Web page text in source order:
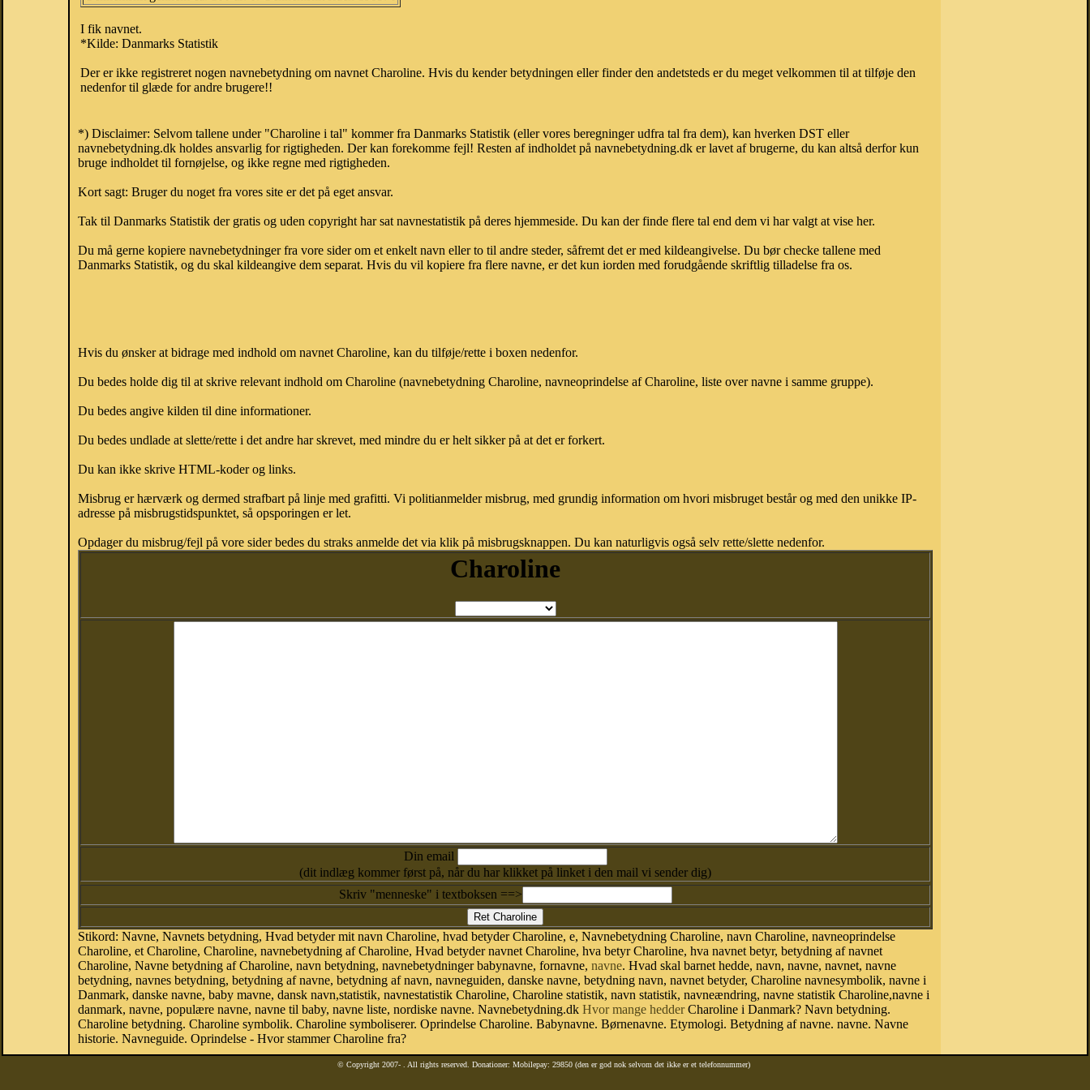
I fik navnet.
*Kilde: Danmarks Statistik
Der er ikke registreret nogen navnebetydning om navnet Charoline. Hvis du kender betydningen eller finder den andetsteds er du meget velkommen til at tilføje den
nedenfor til glæde for andre brugere!!
*) Disclaimer: Selvom tallene under "Charoline i tal" kommer fra Danmarks Statistik (eller vores beregninger udfra tal fra dem), kan hverken DST eller
navnebetydning.dk holdes ansvarlig for rigtigheden. Der kan forekomme fejl! Resten af indholdet på navnebetydning.dk er lavet af brugerne, du kan altså derfor kun
bruge indholdet til fornøjelse, og ikke regne med rigtigheden.
Kort sagt: Bruger du noget fra vores site er det på eget ansvar.
Tak til Danmarks Statistik der gratis og uden copyright har sat navnestatistik på deres hjemmeside. Du kan der finde flere tal end dem vi har valgt at vise her.
Du må gerne kopiere navnebetydninger fra vore sider om et enkelt navn eller to til andre steder, såfremt det er med kildeangivelse. Du bør checke tallene med
Danmarks Statistik, og du skal kildeangive dem separat. Hvis du vil kopiere fra flere navne, er det kun iorden med forudgående skriftlig tilladelse fra os.
Hvis du ønsker at bidrage med indhold om navnet Charoline, kan du tilføje/rette i boxen nedenfor.
Du bedes holde dig til at skrive relevant indhold om Charoline (navnebetydning Charoline, navneoprindelse af Charoline, liste over navne i samme gruppe).
Du bedes angive kilden til dine informationer.
Du bedes undlade at slette/rette i det andre har skrevet, med mindre du er helt sikker på at det er forkert.
Du kan ikke skrive HTML-koder og links.
Misbrug er hærværk og dermed strafbart på linje med grafitti. Vi politianmelder misbrug, med grundig information om hvori misbruget består og med den unikke IP-
adresse på misbrugstidspunktet, så opsporingen er let.
Opdager du misbrug/fejl på vore sider bedes du straks anmelde det via klik på misbrugsknappen. Du kan naturligvis også selv rette/slette nedenfor.
Charoline
Din email
(dit indlæg kommer først på, når du har klikket på linket i den mail vi sender dig)
Skriv "menneske" i textboksen ==>
Stikord: Navne, Navnets betydning, Hvad betyder mit navn Charoline, hvad betyder Charoline, e, Navnebetydning Charoline, navn Charoline, navneoprindelse
Charoline, et Charoline, Charoline, navnebetydning af Charoline, Hvad betyder navnet Charoline, hva betyr Charoline, hva navnet betyr, betydning af navnet
Charoline, Navne betydning af Charoline, navn betydning, navnebetydninger babynavne, fornavne, navne. Hvad skal barnet hedde, navn, navne, navnet, navne
betydning, navnes betydning, betydning af navne, betydning af navn, navneguiden, danske navne, betydning navn, navnet betyder, Charoline navnesymbolik, navne i
Danmark, danske navne, baby mavne, dansk navn,statistik, navnestatistik Charoline, Charoline statistik, navn statistik, navneændring, navne statistik Charoline,navne i
danmark, navne, populære navne, navne til baby, navne liste, nordiske navne. Navnebetydning.dk Hvor mange hedderCharoline i Danmark? Navn betydning.
Charoline betydning. Charoline symbolik. Charoline symboliserer. Oprindelse Charoline. Babynavne. Børnenavne. Etymologi. Betydning af navne. navne. Navne
historie. Navneguide. Oprindelse - Hvor stammer Charoline fra?
© Copyright 2007- . All rights reserved. Donationer: Mobilepay: 29850 (den er god nok selvom det ikke er et telefonnummer)